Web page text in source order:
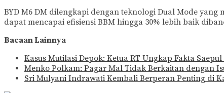
BYD M6 DM dilengkapi dengan teknologi Dual Mode
dapat mencapai efisiensi BBM hingga 30% lebih baik
Bacaan Lainnya
Kasus Mutilasi Depok: Ketua RT Ungkap Fakta
Menko Polkam: Pagar Mal Tidak Berkaitan dengan
Sri Mulyani Indrawati Kembali Berperan Penting di